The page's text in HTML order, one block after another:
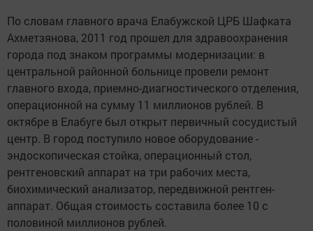
По словам главного врача Елабужской ЦРБ Шафката
Ахметзянова, 2011 год прошел для здравоохранения
города под знаком программы модернизации: в
центральной районной больнице провели ремонт
главного входа, приемно-диагностического отделения,
операционной на сумму 11 миллионов рублей. В
октябре в Елабуге был открыт первичный сосудистый
центр. В город поступило новое оборудование -
эндоскопическая стойка, операционный стол,
рентгеновский аппарат на три рабочих места,
биохимический анализатор, передвижной рентген-
аппарат. Общая стоимость составила более 10 с
половиной миллионов рублей.